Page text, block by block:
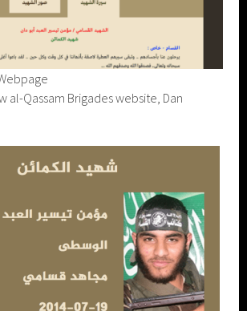
al-Qassam Brigades website, Dan